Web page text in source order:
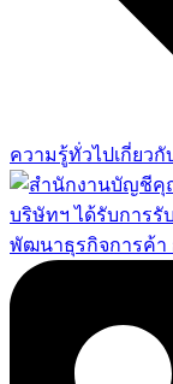
ความรู้ทั่วไปเกี่ยวกั
บริษัทฯ ได้รับการ
พัฒนาธุรกิจการค้า